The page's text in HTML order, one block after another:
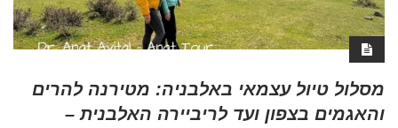
מסלול טיול עצמאי באלבניה: מטירנה להרים
והאגמים בצפון ועד לריביירה האלבנית –